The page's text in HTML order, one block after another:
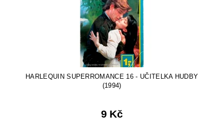
HARLEQUIN SUPERROMANCE 16 - UČITELKA HUDBY
(1994)
9 Kč